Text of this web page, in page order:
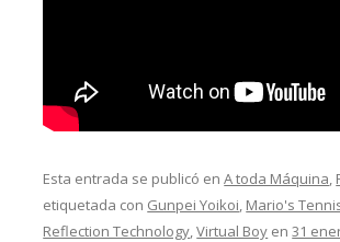
Esta entrada se publicó enA toda Máquina,
etiquetada con Gunpei Yoikoi, Mario's
Reflection Technology,Virtual Boy en31